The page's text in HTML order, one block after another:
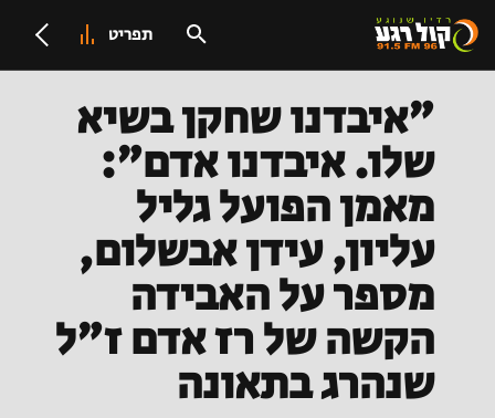
תפריט
"איבדנו שחקן בשיא
שלו. איבדנו אדם":
מאמן הפועל גליל
עליון, עידן אבשלום,
מספר על האבידה
הקשה של רז אדם ז"ל
שנהרג בתאונה